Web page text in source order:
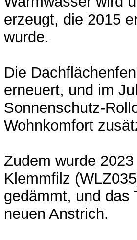
erzeugt, die 2015
wurde.
Die
erneuert, und im
Sonnenschutz-
Wohnkomfort
Zudem wurde
Klemmfilz
gedämmt, und das
neuen Anstrich.